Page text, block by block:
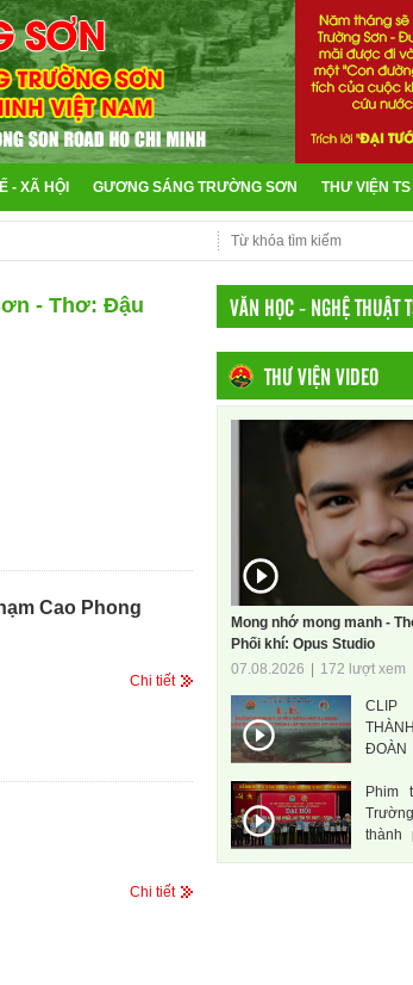
- XÃ HỘI GƯƠNG SÁNG TRƯỜNG SƠN THƯ VIỆN TS
- Thơ: Đậu
Cao Phong
Chi tiết
Chi tiết
VĂN HỌC - NGHỆ THUẬT
THƯ VIỆN VIDEO
Mong nhớ mong manh -
Phối khí: Opus Studio
07.08.2026
172 lượt xem
CLIP
ĐOÀN
ANH
Phim
thành